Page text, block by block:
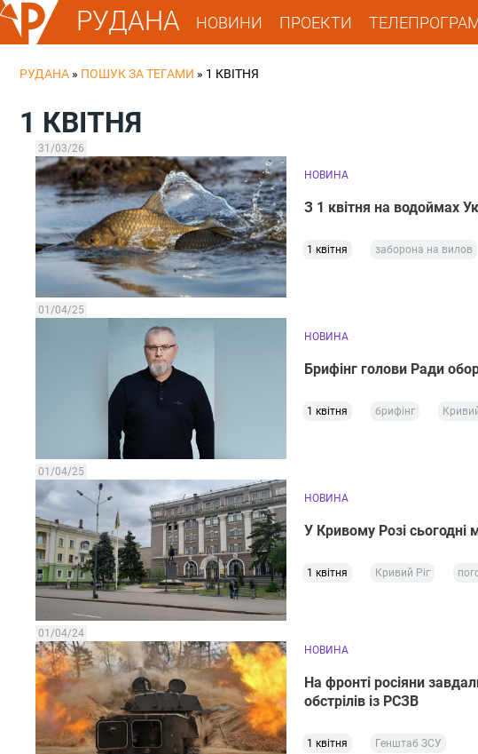
РУДАНА НОВИНИ ПРОЕКТИ
РУДАНА » ПОШУК ЗА ТЕГАМИ » 1 КВІТНЯ
1 КВІТНЯ
31/03/26
НОВИНА
З 1 квітня на водоймах
1 квітня заборона на вилов
01/04/25
НОВИНА
Брифінг голови Ради
1 квітня брифінг
01/04/25
НОВИНА
У Кривому Розі сьогодні
1 квітня Кривий Ріг
01/04/24
НОВИНА
На фронті росіяни
обстрілів із РСЗВ
1 квітня Генштаб ЗСУ